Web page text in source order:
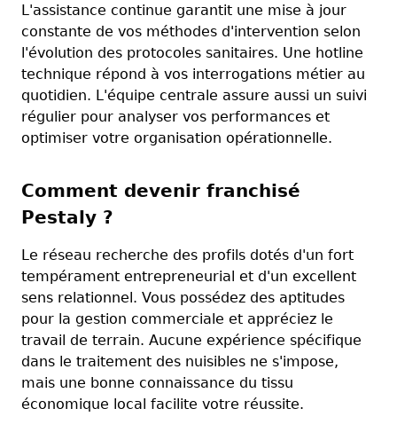
L'assistance continue garantit une mise à jour
constante de vos méthodes d'intervention selon
l'évolution des protocoles sanitaires. Une hotline
technique répond à vos interrogations métier au
quotidien. L'équipe centrale assure aussi un suivi
régulier pour analyser vos performances et
optimiser votre organisation opérationnelle.
Comment devenir franchisé
Pestaly ?
Le réseau recherche des profils dotés d'un fort
tempérament entrepreneurial et d'un excellent
sens relationnel. Vous possédez des aptitudes
pour la gestion commerciale et appréciez le
travail de terrain. Aucune expérience spécifique
dans le traitement des nuisibles ne s'impose,
mais une bonne connaissance du tissu
économique local facilite votre réussite.